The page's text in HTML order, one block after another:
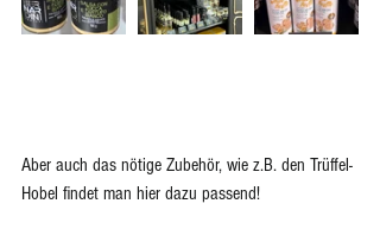
Aber auch das nötige Zubehör, wie z.B. den Trüffel-
Hobel findet man hier dazu passend!